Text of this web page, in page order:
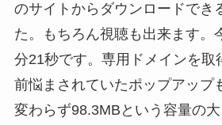
のサイトからダウンロードでき
た。もちろん視聴も出来ます。
分21秒です。専用ドメインを取
前悩まされていたポップアップ
変わらず98.3MBという容量の大